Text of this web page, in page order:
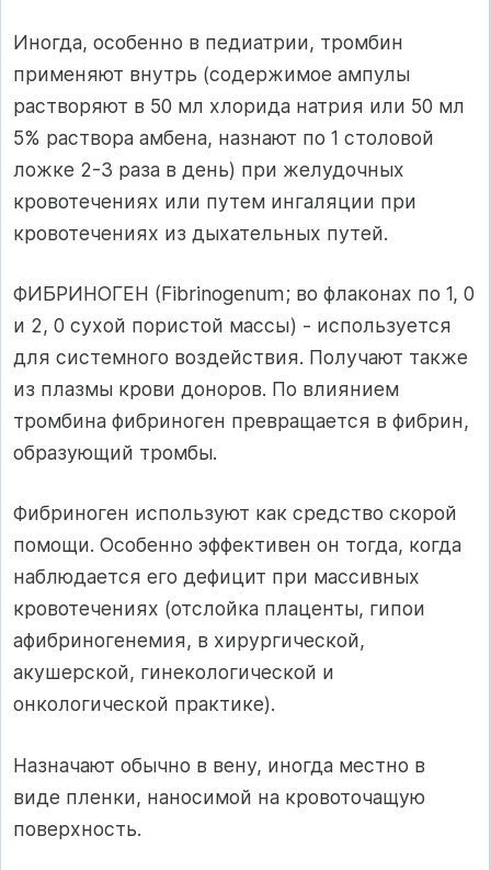
Иногда, особенно в педиатрии, тромбин
применяют внутрь (содержимое ампулы
растворяют в 50 мл хлорида натрия или 50 мл
5% раствора амбена, назнают по 1 столовой
ложке 2-3 раза в день) при желудочных
кровотечениях или путем ингаляции при
кровотечениях из дыхательных путей.
ФИБРИНОГЕН (Fibrinogenum; во флаконах по 1, 0
и 2, 0 сухой пористой массы) - используется
для системного воздействия. Получают также
из плазмы крови доноров. По влиянием
тромбина фибриноген превращается в фибрин,
образующий тромбы.
Фибриноген используют как средство скорой
помощи. Особенно эффективен он тогда, когда
наблюдается его дефицит при массивных
кровотечениях (отслойка плаценты, гипои
афибриногенемия, в хирургической,
акушерской, гинекологической и
онкологической практике).
Назначают обычно в вену, иногда местно в
виде пленки, наносимой на кровоточащую
поверхность.